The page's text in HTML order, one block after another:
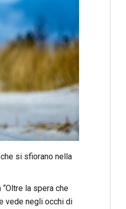
si sfiorano nella
la spera che
vede negli occhi di